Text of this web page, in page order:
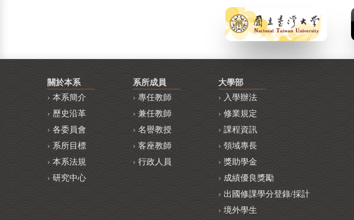
關於本系
本系簡介
歷史沿革
各委員會
系所目標
本系法規
研究中心
系所成員
專任教師
兼任教師
名譽教授
客座教師
行政人員
大學部
入學辦法
修業規定
課程資訊
領域專長
獎助學金
成績優良獎勵
出國修課學分登錄/採計
境外學生